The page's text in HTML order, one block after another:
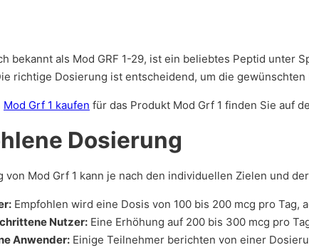
bekannt als Mod GRF 1-29, ist ein beliebtes Peptid
richtige Dosierung ist entscheidend, um die
Mod Grf 1 kaufen für das Produkt Mod Grf 1 finden Sie auf
Dosierung
von Mod Grf 1 kann je nach den individuellen Zielen und
Empfohlen wird eine Dosis von 100 bis 200 mcg pro
Nutzer: Eine Erhöhung auf 200 bis 300 mcg pro
Anwender: Einige Teilnehmer berichten von einer